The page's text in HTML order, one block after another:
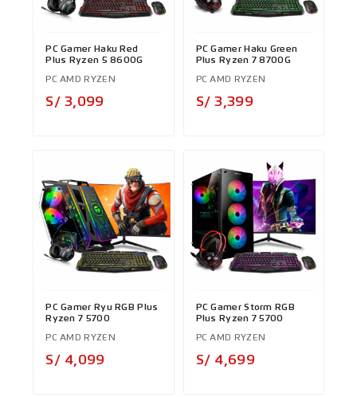
PC Gamer Haku Red
Plus Ryzen 5 8600G
PC AMD RYZEN
S/ 3,099
PC Gamer Haku Green
Plus Ryzen 7 8700G
PC AMD RYZEN
S/ 3,399
PC Gamer Ryu RGB Plus
Ryzen 7 5700
PC AMD RYZEN
S/ 4,099
PC Gamer Storm RGB
Plus Ryzen 7 5700
PC AMD RYZEN
S/ 4,699